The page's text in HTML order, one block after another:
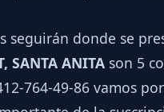
seguirán donde se
SANTA ANITA son 5
764-49-86 vamos